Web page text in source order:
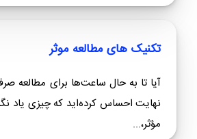
تکنیک های مطالعه موثر
آیا تا به حال ساعت‌ها برای مطالعه
نهایت احساس کرده‌اید که چیزی یاد
مؤثر،...